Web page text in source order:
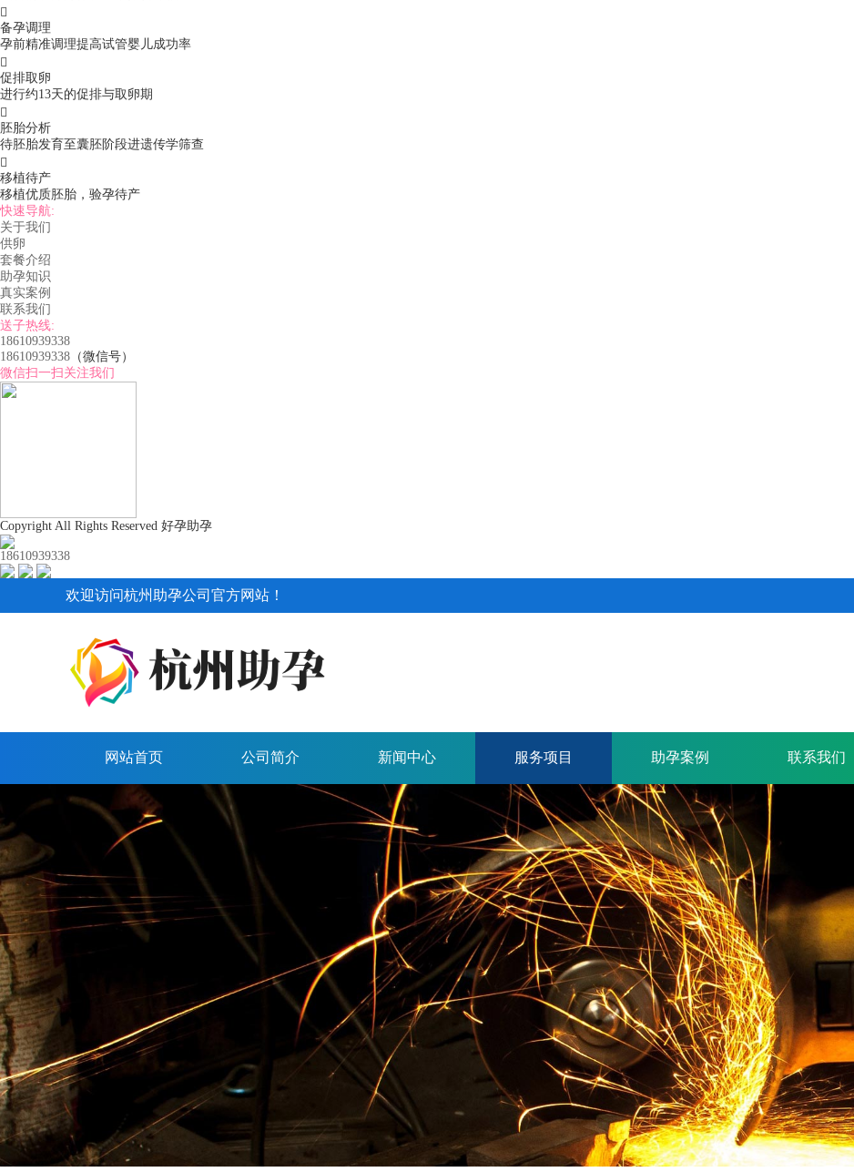

备孕调理
孕前精准调理提高试管婴儿成功率

促排取卵
进行约13天的促排与取卵期

胚胎分析
待胚胎发育至囊胚阶段进遗传学筛查

移植待产
移植优质胚胎，验孕待产
快速导航:
关于我们
供卵
套餐介绍
助孕知识
真实案例
联系我们
送子热线:
18610939338
18610939338 （微信号）
微信扫一扫关注我们
Copyright All Rights Reserved 好孕助孕
18610939338
欢迎访问杭州助孕公司官方网站！
网站首页 公司简介 新闻中心 服务项目 助孕案例 联系我们